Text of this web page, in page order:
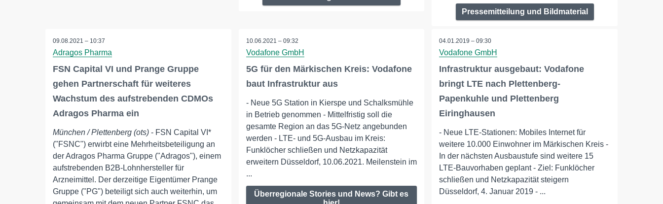
Pressemitteilung und Bildmaterial
09.08.2021 – 10:37
Adragos Pharma
FSN Capital VI und Prange Gruppe
gehen Partnerschaft für weiteres
Wachstum des aufstrebenden CDMOs
Adragos Pharma ein
München / Plettenberg (ots) - FSN Capital VI*
("FSNC") erwirbt eine Mehrheitsbeteiligung an
der Adragos Pharma Gruppe ("Adragos"), einem
aufstrebenden B2B-Lohnhersteller für
Arzneimittel. Der derzeitige Eigentümer Prange
Gruppe ("PG") beteiligt sich auch weiterhin, um
10.06.2021 – 09:32
Vodafone GmbH
5G für den Märkischen Kreis: Vodafone
baut Infrastruktur aus
- Neue 5G Station in Kierspe und Schalksmühle
in Betrieb genommen - Mittelfristig soll die
gesamte Region an das 5G-Netz angebunden
werden - LTE- und 5G-Ausbau im Kreis:
Funklöcher schließen und Netzkapazität
erweitern Düsseldorf, 10.06.2021. Meilenstein im
...
Überregionale Stories und News? Gibt es
04.01.2019 – 09:30
Vodafone GmbH
Infrastruktur ausgebaut: Vodafone
bringt LTE nach Plettenberg-
Papenkuhle und Plettenberg
Eiringhausen
- Neue LTE-Stationen: Mobiles Internet für
weitere 10.000 Einwohner im Märkischen Kreis -
In der nächsten Ausbaustufe sind weitere 15
LTE-Bauvorhaben geplant - Ziel: Funklöcher
schließen und Netzkapazität steigern
Düsseldorf, 4. Januar 2019 - ...